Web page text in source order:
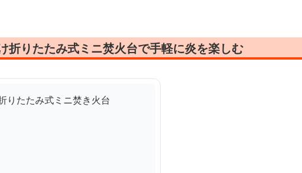
折りたたみ式ミニ焚火台で手軽に炎を楽しむ